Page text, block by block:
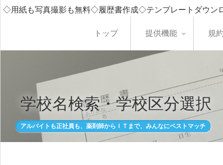
◇用紙も写真撮影も無料◇履歴書作成◇テンプレートダウ
トップ 提供機能 規
学校名検索・学校区分選択
アルバイトも正社員も、薬剤師からＩＴまで、みんなにベストマッチ